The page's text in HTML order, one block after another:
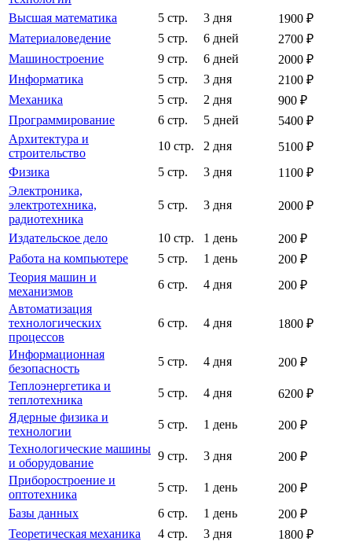
Высшая математика
5 стр. 3 дня
1900 ₽
Материаловедение
5 стр. 6 дней
2700 ₽
Машиностроение
9 стр. 6 дней
2000 ₽
Информатика
5 стр. 3 дня
2100 ₽
Механика
5 стр. 2 дня
900 ₽
Программирование
6 стр. 5 дней
5400 ₽
Архитектура и
строительство
10 стр. 2 дня
5100 ₽
Физика
5 стр. 3 дня
1100 ₽
Электроника,
электротехника,
радиотехника
5 стр. 3 дня 2000 ₽
Издательское дело 10 стр. 1 день
200 ₽
Работа на компьютере
5 стр. 1 день
200 ₽
Теория машин и
механизмов
6 стр. 4 дня
200 ₽
Автоматизация
технологических
процессов
6 стр. 4 дня 1800 ₽
Информационная
безопасность
5 стр. 4 дня
200 ₽
Теплоэнергетика и
теплотехника
5 стр. 4 дня
6200 ₽
Ядерные физика и
технологии
5 стр. 1 день
200 ₽
Технологические машины
и оборудование
9 стр. 3 дня
200 ₽
Приборостроение и
оптотехника
5 стр. 1 день
200 ₽
Базы данных
6 стр. 1 день
200 ₽
Теоретическая механика
4 стр. 3 дня
1800 ₽